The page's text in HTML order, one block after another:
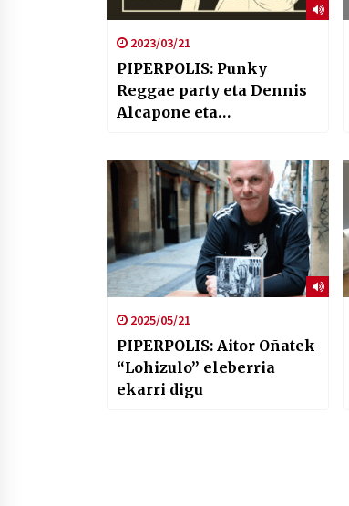
2023/03/21
PIPERPOLIS: Punky
Reggae party eta Dennis
Alcapone eta
taldearen berria
2025/05/21
PIPERPOLIS: Aitor Oñatek
“Lohizulo” eleberria
ekarri digu